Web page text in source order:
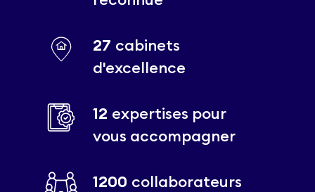
27 cabinets
d'excellence
12 expertises pour
vous accompagner
1200 collaborateurs